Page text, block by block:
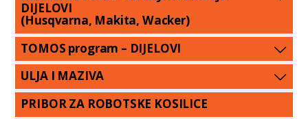
DIJELOVI
(Husqvarna, Makita, Wacker)
TOMOS program – DIJELOVI
ULJA I MAZIVA
PRIBOR ZA ROBOTSKE KOSILICE